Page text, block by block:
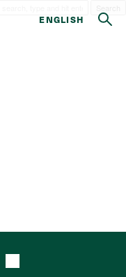
ENGLISH